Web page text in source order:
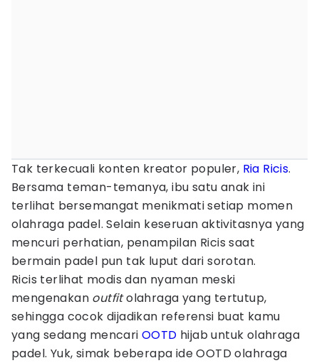
Tak terkecuali konten kreator populer, Ria Ricis.
Bersama teman-temanya, ibu satu anak ini
terlihat bersemangat menikmati setiap momen
olahraga padel. Selain keseruan aktivitasnya yang
mencuri perhatian, penampilan Ricis saat
bermain padel pun tak luput dari sorotan.
Ricis terlihat modis dan nyaman meski
mengenakan outfitolahraga yang tertutup,
sehingga cocok dijadikan referensi buat kamu
yang sedang mencari OOTD hijab untuk olahraga
padel. Yuk, simak beberapa ide OOTD olahraga